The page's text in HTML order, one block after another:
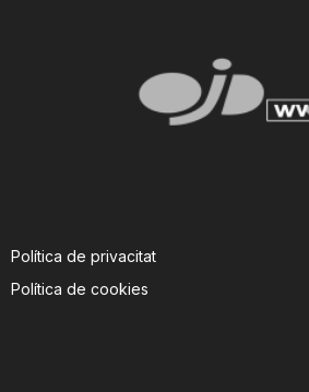
Política de privacitat
Política de cookies